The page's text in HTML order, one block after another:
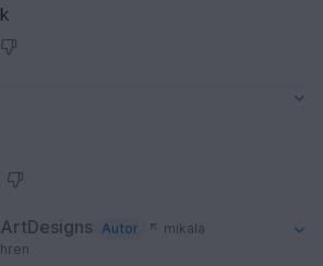
Autor
mikala